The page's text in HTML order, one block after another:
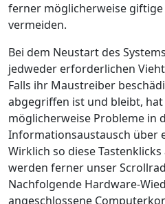
ferner möglicherweise
vermeiden.
Bei dem Neustart des
jedweder erforderlichen
Falls ihr Maustreiber
abgegriffen ist und bleibt,
möglicherweise Probleme in
Informationsaustausch über
Wirklich so diese
werden ferner unser
Nachfolgende Hardware-
angeschlossene